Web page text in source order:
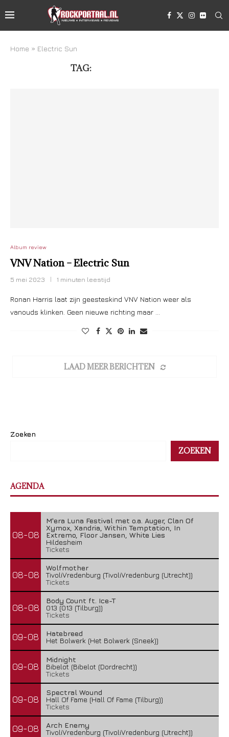
Home » Electric Sun
TAG:
Album review
VNV Nation – Electric Sun
5 mei 2023 1 minuten leestijd
Ronan Harris laat zijn geesteskind VNV Nation weer als
vanouds klinken. Geen nieuwe richting maar …
LAAD MEER BERICHTEN
Zoeken
ZOEKEN
AGENDA
08-08
M'era Luna Festival met o.a. Auger, Clan Of
Xymox, Xandria, Within Temptation, In
Extremo, Floor Jansen, White Lies
Hildesheim
Tickets
08-08
Wolfmother
TivoliVredenburg (TivoliVredenburg (Utrecht))
Tickets
08-08
Body Count ft. Ice-T
013 (013 (Tilburg))
Tickets
09-08
Hatebreed
Het Bolwerk (Het Bolwerk (Sneek))
09-08
Midnight
Bibelot (Bibelot (Dordrecht))
Tickets
09-08
Spectral Wound
Hall Of Fame (Hall Of Fame (Tilburg))
Tickets
09-08
Arch Enemy
TivoliVredenburg (TivoliVredenburg (Utrecht))